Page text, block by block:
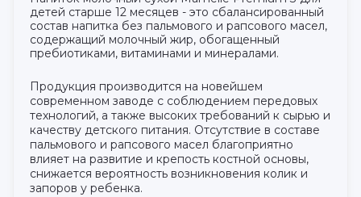
детей старше 12 месяцев - это сбалансированный
состав напитка без пальмового и рапсового масел,
содержащий молочный жир, обогащенный
пребиотиками, витаминами и минералами.
Продукция производится на новейшем
современном заводе с соблюдением передовых
технологий, а также высоких требований к сырью и
качеству детского питания. Отсутствие в составе
пальмового и рапсового масел благоприятно
влияет на развитие и крепость костной основы,
снижается вероятность возникновения колик и
запоров у ребенка.